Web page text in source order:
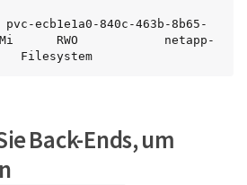
ecb1e1a0-840c-463b-8b65-
RWO            netapp-
Filesystem
Back-Ends, um